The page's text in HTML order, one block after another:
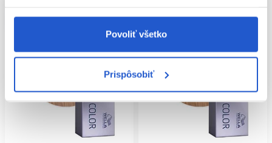
Povoliť všetko
Prispôsobiť